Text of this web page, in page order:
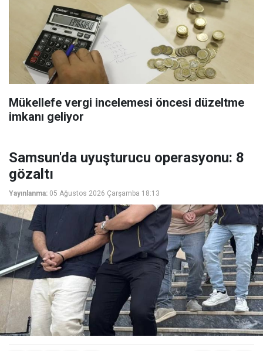
Mükellefe vergi incelemesi öncesi düzeltme
imkanı geliyor
Samsun'da uyuşturucu operasyonu: 8
gözaltı
Yayınlanma: 05 Ağustos 2026 Çarşamba 18:13